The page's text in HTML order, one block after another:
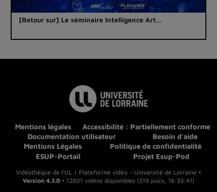
[Retour sur] Le séminaire Intelligence Art…
Mentions légales
Accessibilité : Partiellement conforme
Documentation utilisateur
Besoin d'aide
Mentions Légales
Politique de confidentialité
ESUP-Portail
Projet Esup-Pod
Vidéothèque de l'UL | Plateforme vidéo - Université de Lorraine •
Version 4.3.0 • 12601 vidéos disponibles (319 jours, 16:33:41)